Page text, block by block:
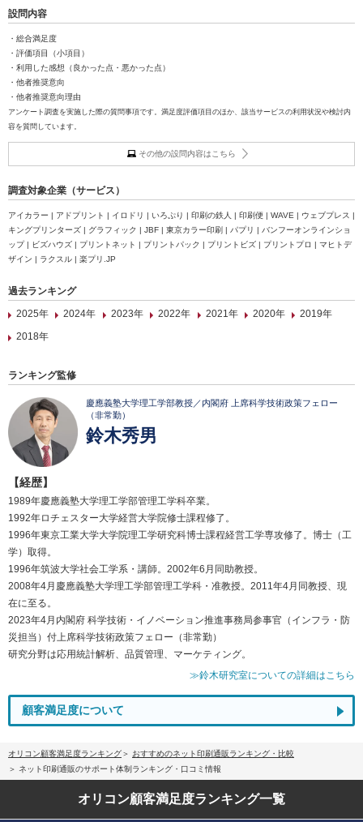
設問内容
・総合満足度
・評価項目（小項目）
・利用した感想（良かった点・悪かった点）
・他者推奨意向
・他者推奨意向理由
アンケート調査を実施した際の質問事項です。満足度評価項目のほか、該当サービスの利用状況や検討内
容を質問しています。
その他の設問内容はこちら
調査対象企業（サービス）
アイカラー | アドプリント | イロドリ | いろぷり | 印刷の鉄人 | 印刷便 | WAVE | ウェブプレス |
キングプリンターズ | グラフィック | JBF | 東京カラー印刷 | パプリ | バンフーオンラインショ
ップ | ビズハウズ | プリントネット | プリントパック | プリントビズ | プリントプロ | マヒトデ
ザイン | ラクスル | 楽プリ.JP
過去ランキング
2025年
2024年 2023年 2022年 2021年 2020年
2019年
2018年
ランキング監修
慶應義塾大学理工学部教授／内閣府 上席科学技術政策フェロー
（非常勤）
鈴木秀男
【経歴】
1989年慶應義塾大学理工学部管理工学科卒業。
1992年ロチェスター大学経営大学院修士課程修了。
1996年東京工業大学大学院理工学研究科博士課程経営工学専攻修了。博士（工
学）取得。
1996年筑波大学社会工学系・講師。2002年6月同助教授。
2008年4月慶應義塾大学理工学部管理工学科・准教授。2011年4月同教授、現
在に至る。
2023年4月内閣府 科学技術・イノベーション推進事務局参事官（インフラ・防
災担当）付上席科学技術政策フェロー（非常勤）
研究分野は応用統計解析、品質管理、マーケティング。
≫鈴木研究室についての詳細はこちら
顧客満足度について
オリコン顧客満足度ランキング
おすすめのネット印刷通販ランキング・比較
ネット印刷通販のサポート体制ランキング・口コミ情報
オリコン顧客満足度ランキング一覧